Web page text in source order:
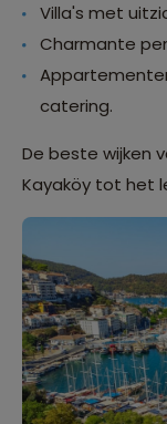
Villa's met
Charmante
catering.
De beste wijken
Kayaköy tot het